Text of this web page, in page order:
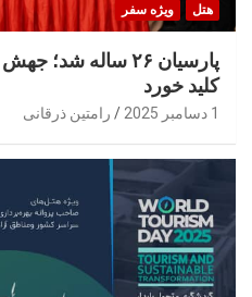
هتل ویژه سفر
پارسیان ۲۶ ساله
کلید خورد
1 دسامبر 2025 رامتین ذرقانی